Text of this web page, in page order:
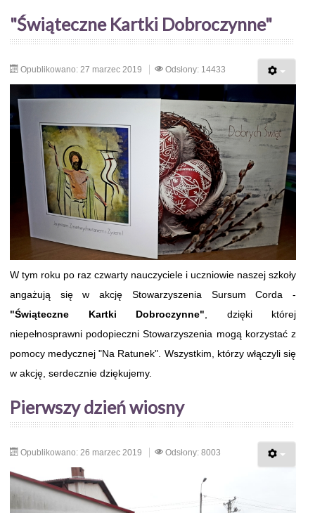
"Świąteczne Kartki Dobroczynne"
Opublikowano: 27 marzec 2019 Odsłony: 14433
W tym roku po raz czwarty nauczyciele i uczniowie naszej szkoły
angażują się w akcję Stowarzyszenia Sursum Corda -
"Świąteczne Kartki Dobroczynne" , dzięki której
niepełnosprawni podopieczni Stowarzyszenia mogą korzystać z
pomocy medycznej "Na Ratunek". Wszystkim, którzy włączyli się
w akcję, serdecznie dziękujemy.
Pierwszy dzień wiosny
Opublikowano: 26 marzec 2019 Odsłony: 8003